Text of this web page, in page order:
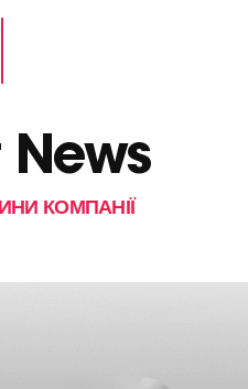
News
КОМПАНІЇ